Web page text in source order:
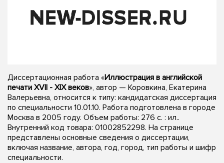
Диссертационная работа «Иллюстрация в английской
печати XVII - XIX веков», автор — Коровкина, Екатерина
Валерьевна, относится к типу: кандидатская диссертация
по специальности 10.01.10. Работа подготовлена в городе
Москва в 2005 году. Объем работы: 276 с. : ил..
Внутренний код товара: 01002852298. На странице
представлены основные сведения о диссертации,
включая название, автора, год, город, тип работы и шифр
специальности.